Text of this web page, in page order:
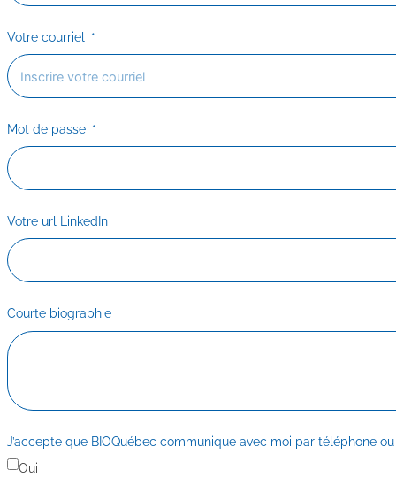
Votre courriel
Mot de passe
Votre url LinkedIn
Courte biographie
J’accepte que BIOQuébec communique avec moi par téléphone
Oui